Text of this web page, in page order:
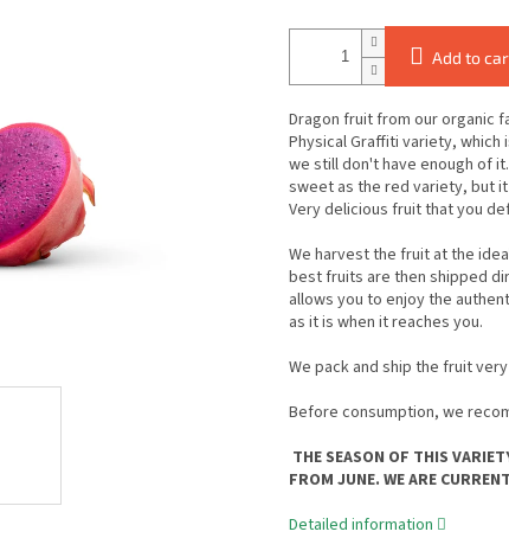
Add to
Dragon fruit from our organic
Physical Graffiti variety,
we still don't have enough of
sweet as the red variety, but
Very delicious fruit that you
We harvest the fruit at the
best fruits are then shipped
allows you to enjoy the
as it is when it reaches you.
We pack and ship the fruit
Before consumption, we
THE SEASON OF THIS
FROM JUNE. WE ARE
Detailed information